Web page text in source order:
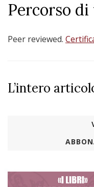
Percorso
Peer reviewed.
L’intero